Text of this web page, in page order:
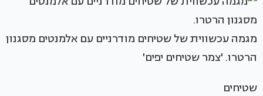
מגמה עכשווית של שטיחים מודרניים עם אלמנטים מסגנון
הרטרו. 'צמר שטיחים יפים'
שטיחים